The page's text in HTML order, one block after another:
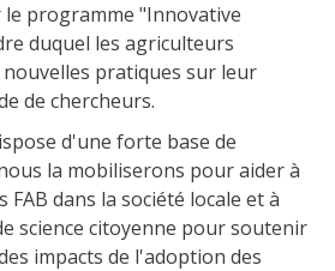
programme "Innovative
duquel les agriculteurs
pratiques sur leur
de chercheurs.
d'une forte base de
la mobiliserons pour aider à
dans la société locale et à
science citoyenne pour soutenir
impacts de l'adoption des